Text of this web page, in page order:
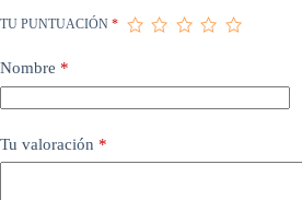
TU PUNTUACIÓN *
Nombre *
Tu valoración *